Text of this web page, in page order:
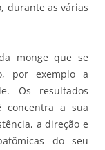
durante as várias
monge que se
por exemplo a
Os resultados
concentra a sua
a direção e
do seu